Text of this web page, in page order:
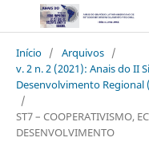
Início / Arquivos /
v. 2 n. 2 (2021): Anais do II
Desenvolvimento Regional
/
ST7 – COOPERATIVISMO,
DESENVOLVIMENTO